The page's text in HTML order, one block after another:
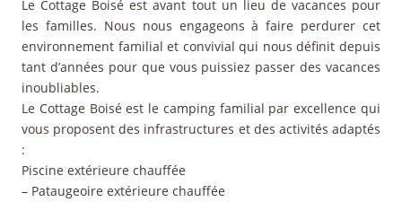
Le Cottage Boisé est avant tout un lieu de vacances pour
les familles. Nous nous engageons à faire perdurer cet
environnement familial et convivial qui nous définit depuis
tant d’années pour que vous puissiez passer des vacances
inoubliables.
Le Cottage Boisé est le camping familial par excellence qui
vous proposent des infrastructures et des activités adaptés
:
Piscine extérieure chauffée
– Pataugeoire extérieure chauffée